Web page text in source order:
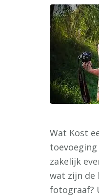
Wat Kost
zakelijk
wat zijn de
fotograaf?